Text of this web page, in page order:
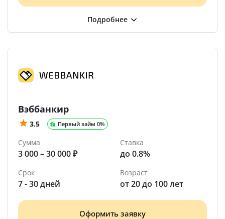
Вэббанкир
3.5 Первый займ 0%
Сумма
3 000 – 30 000 ₽
Ставка
до 0.8%
Срок
7 - 30 дней
Возраст
от 20 до 100 лет
Оформить заявку